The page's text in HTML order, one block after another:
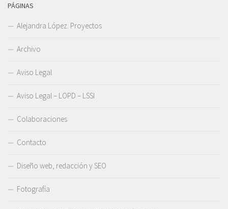
PÁGINAS
Alejandra López. Proyectos
Archivo
Aviso Legal
Aviso Legal – LOPD – LSSI
Colaboraciones
Contacto
Diseño web, redacción y SEO
Fotografía